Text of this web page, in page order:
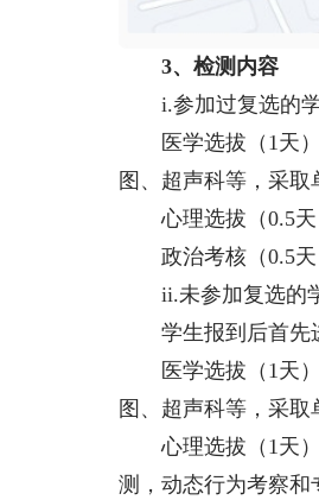
3、检测内容
i.参加过复选的学
医学选拔（1天）
图、超声科等，采
心理选拔（0.5天
政治考核（0.5天
ii.未参加复选的学
学生报到后首先进
医学选拔（1天）
图、超声科等，采
心理选拔（1天）
测，动态行为考察和